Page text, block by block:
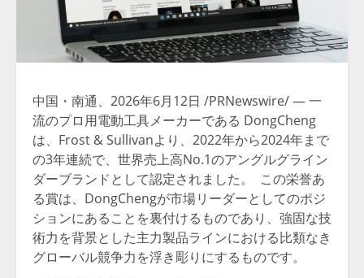
中国・南通、2026年6月12日 /PRNewswire/ — 一
流のプロ用電動工具メーカーである DongCheng
は、Frost & Sullivanより、2022年から2024年まで
の3年連続で、世界売上高No.1のアングルグライン
ダーブランドとして認定されました。 この栄誉あ
る賞は、DongChengが市場リーダーとしてのポジ
ションにあることを裏付けるものであり、強固な技
術力を背景とした主力製品ラインにおける比類なき
グローバル競争力を浮き彫りにするものです。